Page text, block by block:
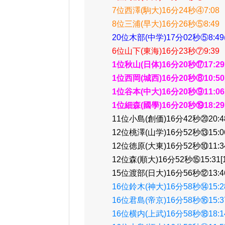
7位西澤(駒大)16分24秒④7:08
8位三浦(早大)16分26秒⑤8:49
20位木部(中学)17分02秒
6位山下(東海)16分23秒⑦9:39
1位秋山(日体)16分20秒
1位西岡(城西)16分20秒
1位谷本(中大)16分20秒
1位細森(國學)16分20秒
11位小島(創価)16分42秒
12位桃澤(山学)16分52秒
12位徳原(大東)16分52秒
12位森(順大)16分52秒
15位渡部(日大)16分56秒
16位鈴木(神大)16分58秒
16位君島(帝京)16分58秒
16位横内(上武)16分58秒